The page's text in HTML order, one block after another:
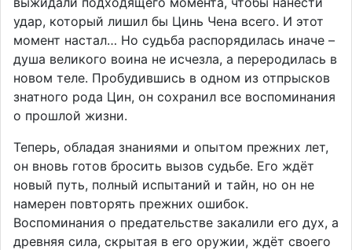
удар, который лишил бы Цинь Чена всего. И этот
момент настал… Но судьба распорядилась иначе –
душа великого воина не исчезла, а переродилась в
новом теле. Пробудившись в одном из отпрысков
знатного рода Цин, он сохранил все воспоминания
о прошлой жизни.
Теперь, обладая знаниями и опытом прежних лет,
он вновь готов бросить вызов судьбе. Его ждёт
новый путь, полный испытаний и тайн, но он не
намерен повторять прежних ошибок.
Воспоминания о предательстве закалили его дух, а
древняя сила, скрытая в его оружии, ждёт своего